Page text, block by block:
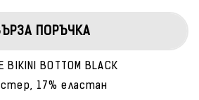
ПОРЪЧКА
BOTTOM BLACK
17% еластан